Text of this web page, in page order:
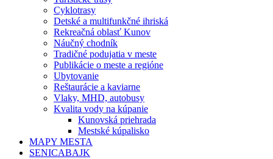
Cyklotrasy
Detské a multifunkčné ihriská
Rekreačná oblasť Kunov
Náučný chodník
Tradičné podujatia v meste
Publikácie o meste a regióne
Ubytovanie
Reštaurácie a kaviarne
Vlaky, MHD, autobusy
Kvalita vody na kúpanie
Kunovská priehrada
Mestské kúpalisko
MAPY MESTA
SENICABAJK